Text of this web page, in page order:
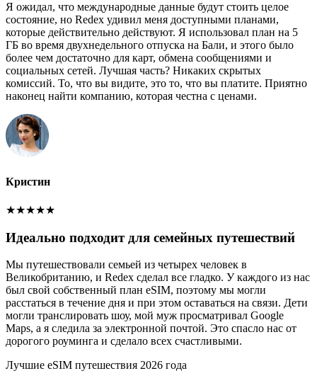
Я ожидал, что международные данные будут стоить целое
состояние, но Redex удивил меня доступными планами,
которые действительно действуют. Я использовал план на 5
ГБ во время двухнедельного отпуска на Бали, и этого было
более чем достаточно для карт, обмена сообщениями и
социальных сетей. Лучшая часть? Никаких скрытых
комиссий. То, что вы видите, это то, что вы платите. Приятно
наконец найти компанию, которая честна с ценами.
Кристин
★★★★★
Идеально подходит для семейных путешествий
Мы путешествовали семьей из четырех человек в
Великобританию, и Redex сделал все гладко. У каждого из нас
был свой собственный план eSIM, поэтому мы могли
расстаться в течение дня и при этом оставаться на связи. Дети
могли транслировать шоу, мой муж просматривал Google
Maps, а я следила за электронной почтой. Это спасло нас от
дорогого роуминга и сделало всех счастливыми.
Лучшие eSIM путешествия 2026 года